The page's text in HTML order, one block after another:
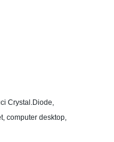
Crystal.Diode,
computer desktop,